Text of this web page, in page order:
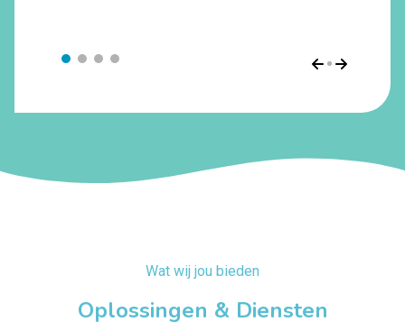
Wat wij jou bieden
Oplossingen & Diensten